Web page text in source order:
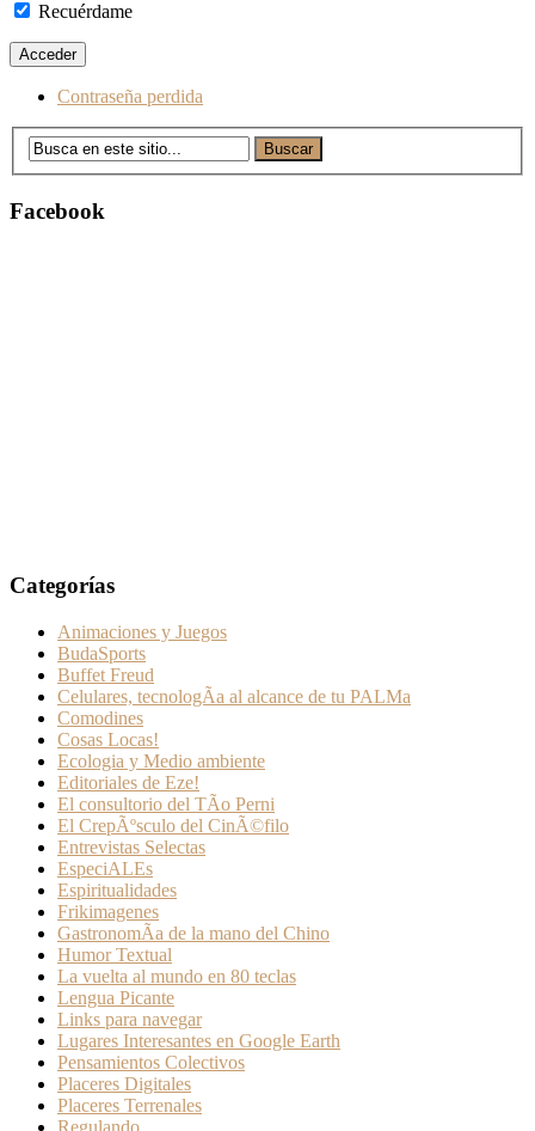
Recuérdame
Contraseña perdida
Facebook
Categorías
Animaciones y Juegos
BudaSports
Buffet Freud
Celulares, tecnologÃ­a al alcance de tu PALMa
Comodines
Cosas Locas!
Ecologia y Medio ambiente
Editoriales de Eze!
El consultorio del TÃ­o Perni
El CrepÃºsculo del CinÃ©filo
Entrevistas Selectas
EspeciALEs
Espiritualidades
Frikimagenes
GastronomÃ­a de la mano del Chino
Humor Textual
La vuelta al mundo en 80 teclas
Lengua Picante
Links para navegar
Lugares Interesantes en Google Earth
Pensamientos Colectivos
Placeres Digitales
Placeres Terrenales
Regulando